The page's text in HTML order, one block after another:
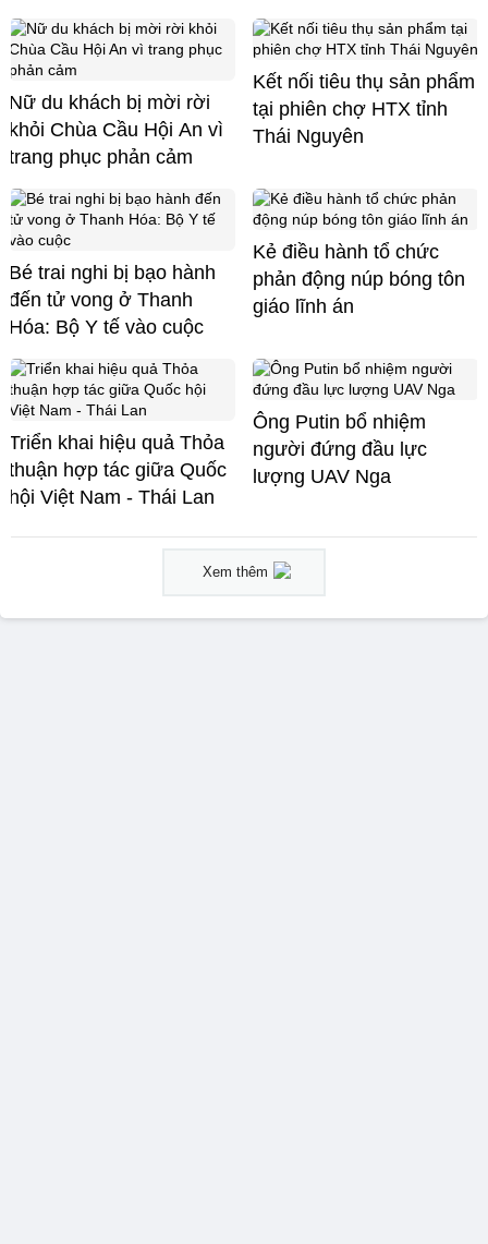
Nữ du khách bị mời rời
khỏi Chùa Cầu Hội An vì
trang phục phản cảm
Kết nối tiêu thụ sản phẩm
tại phiên chợ HTX tỉnh
Thái Nguyên
Bé trai nghi bị bạo hành
đến tử vong ở Thanh
Hóa: Bộ Y tế vào cuộc
Kẻ điều hành tổ chức
phản động núp bóng tôn
giáo lĩnh án
Triển khai hiệu quả Thỏa
thuận hợp tác giữa Quốc
hội Việt Nam - Thái Lan
Ông Putin bổ nhiệm
người đứng đầu lực
lượng UAV Nga
Xem thêm